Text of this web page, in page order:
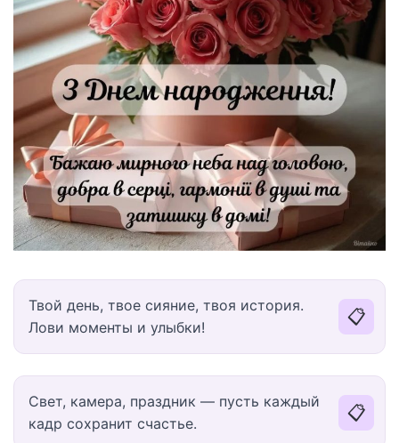
Твой день, твое сияние, твоя история.
Лови моменты и улыбки!
📋
Свет, камера, праздник — пусть каждый
кадр сохранит счастье.
📋